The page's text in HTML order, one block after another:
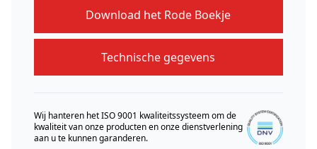
Download het Rode Boekje
Technische gegevens
Wij hanteren het ISO 9001 kwaliteitssysteem om de
kwaliteit van onze producten en onze dienstverlening
aan u te kunnen garanderen.